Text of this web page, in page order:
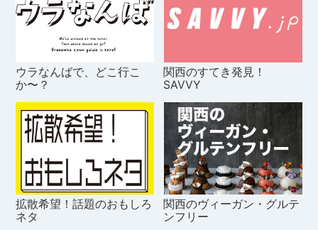
ウラなんばで、どこ行こ
か〜？
関西のすてき発見！
SAVVY
拡散希望！話題のおもしろ
ネタ
関西のヴィーガン・グルテ
ンフリー